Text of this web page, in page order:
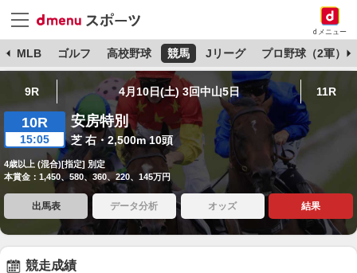
dメニュー
MLB ゴルフ 高校野球 競馬 Jリーグ プロ野球（2軍）
9R 4月10日(土) 3回中山5日 11R
10R
15:05
安房特別
芝 右・2,500m 10頭
4歳以上 (混合)[指定] 別定
本賞金：1,450、580、360、220、145万円
出馬表 データ分析 オッズ 結果
競走成績